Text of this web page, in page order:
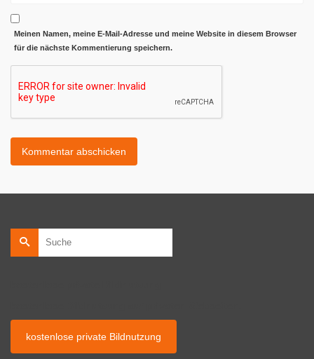
Meinen Namen, meine E-Mail-Adresse und meine Website in diesem Browser
für die nächste Kommentierung speichern.
Suche
nach:
kostenlose private Bildnutzung